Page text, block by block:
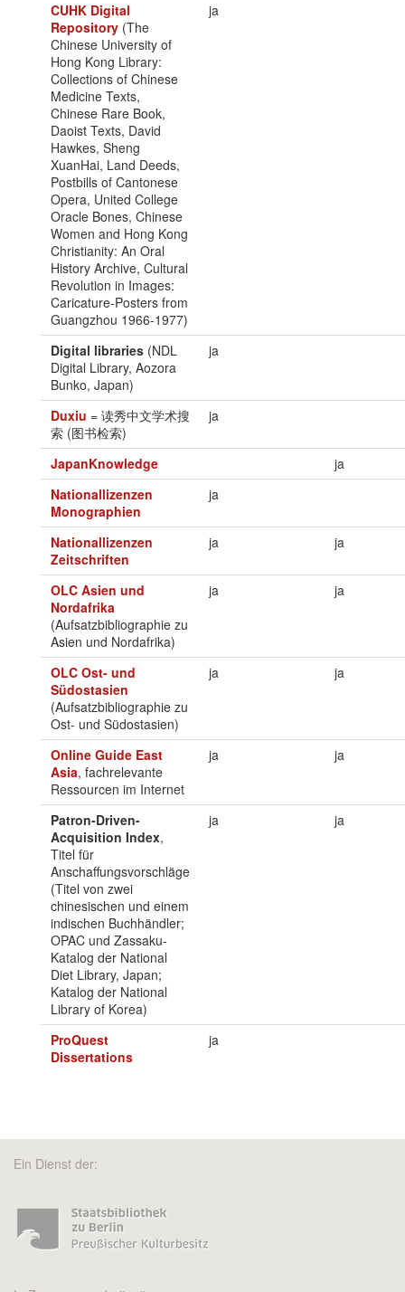
CUHK Digital
Repository(The
Chinese University of
Hong Kong Library:
Collections of Chinese
Medicine Texts,
Chinese Rare Book,
Daoist Texts, David
Hawkes, Sheng
XuanHai, Land Deeds,
Postbills of Cantonese
Opera, United College
Oracle Bones, Chinese
Women and Hong Kong
Christianity: An Oral
History Archive, Cultural
Revolution in Images:
Caricature-Posters from
Guangzhou 1966-1977)
ja
Digital libraries(NDL
Digital Library, Aozora
Bunko, Japan)
ja
Duxiu = 读秀中文学术搜
索 (图书检索)
ja
JapanKnowledge
ja
Nationallizenzen
Monographien
ja
Nationallizenzen
Zeitschriften
ja ja
OLC Asien und
Nordafrika
(Aufsatzbibliographie zu
Asien und Nordafrika)
ja ja
OLC Ost- und
Südostasien
(Aufsatzbibliographie zu
Ost- und Südostasien)
ja ja
Online Guide East
Asia, fachrelevante
Ressourcen im Internet
ja ja
Patron-Driven-
Acquisition Index,
Titel für
Anschaffungsvorschläge
(Titel von zwei
chinesischen und einem
indischen Buchhändler;
OPAC und Zassaku-
Katalog der National
Diet Library, Japan;
Katalog der National
Library of Korea)
ja ja
ProQuest
Dissertations
ja
Ein Dienst der: